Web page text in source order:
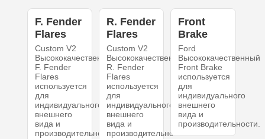
F. Fender
Flares
Custom V2
Высококачественный
F. Fender
Flares
используется
для
индивидуального
внешнего
вида и
производительности.
R. Fender
Flares
Custom V2
Высококачественный
R. Fender
Flares
используется
для
индивидуального
внешнего
вида и
производительности.
Front
Brake
Ford
Высококачественный
Front Brake
используется
для
индивидуального
внешнего
вида и
производительности.